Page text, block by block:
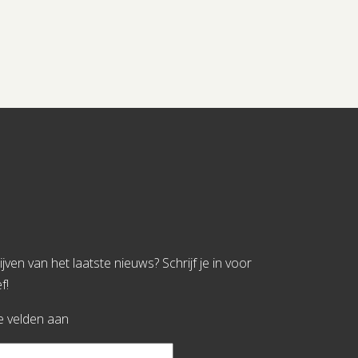
van het laatste nieuws? Schrijf je in voor
velden aan